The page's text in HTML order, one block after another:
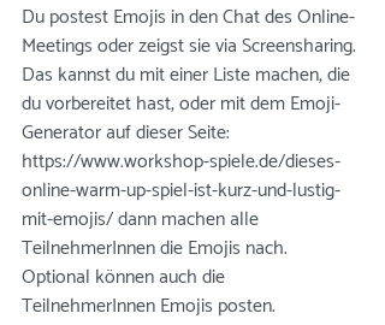
Du postest Emojis in den Chat des Online-
Meetings oder zeigst sie via Screensharing.
Das kannst du mit einer Liste machen, die
du vorbereitet hast, oder mit dem Emoji-
Generator auf dieser Seite:
https://www.workshop-spiele.de/dieses-
online-warm-up-spiel-ist-kurz-und-lustig-
mit-emojis/ dann machen alle
TeilnehmerInnen die Emojis nach.
Optional können auch die
TeilnehmerInnen Emojis posten.